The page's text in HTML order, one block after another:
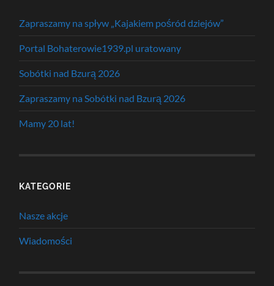
Zapraszamy na spływ „Kajakiem pośród dziejów”
Portal Bohaterowie1939.pl uratowany
Sobótki nad Bzurą 2026
Zapraszamy na Sobótki nad Bzurą 2026
Mamy 20 lat!
KATEGORIE
Nasze akcje
Wiadomości